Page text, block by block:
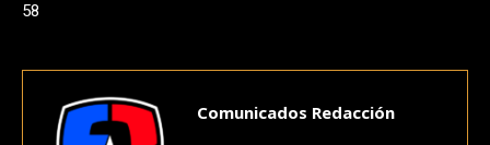
58
Comunicados Redacción